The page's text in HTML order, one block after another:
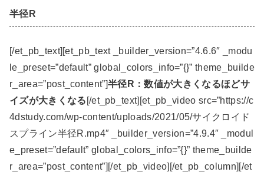
半径R
[/et_pb_text][et_pb_text _builder_version=”4.6.6″ _modu
le_preset=”default” global_colors_info=”{}” theme_builde
r_area=”post_content”]半径R：数値が大きくなるほどサ
イズが大きくなる [/et_pb_text][et_pb_video src=”https://c
4dstudy.com/wp-content/uploads/2021/05/サイクロイド
スプライン半径R.mp4″ _builder_version=”4.9.4″ _modul
e_preset=”default” global_colors_info=”{}” theme_builde
r_area=”post_content”][/et_pb_video][/et_pb_column][/et